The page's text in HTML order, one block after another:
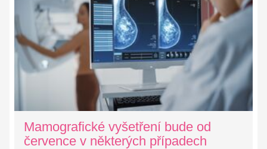
Mamografické vyšetření bude od
července v některých případech